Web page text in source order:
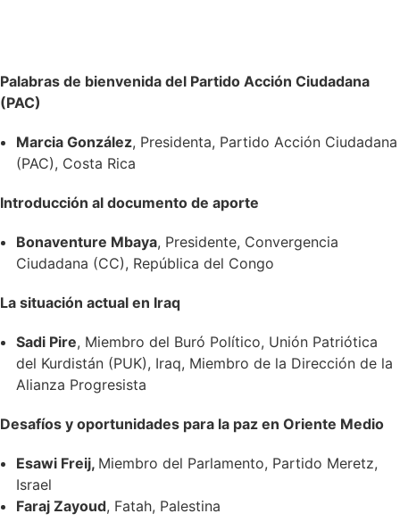
Palabras de bienvenida del Partido Acción Ciudadana
(PAC)
Marcia González, Presidenta, Partido Acción Ciudadana
(PAC), Costa Rica
Introducción al documento de aporte
Bonaventure Mbaya, Presidente, Convergencia
Ciudadana (CC), República del Congo
La situación actual en Iraq
Sadi Pire, Miembro del Buró Político, Unión Patriótica
del Kurdistán (PUK), Iraq, Miembro de la Dirección de la
Alianza Progresista
Desafíos y oportunidades para la paz en Oriente Medio
Esawi Freij, Miembro del Parlamento, Partido Meretz,
Israel
Faraj Zayoud, Fatah, Palestina